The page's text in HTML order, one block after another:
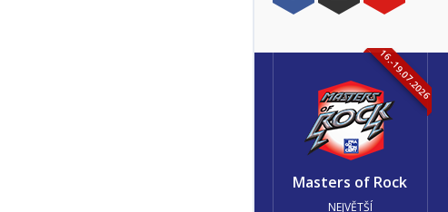
16.-19.07.2026
Masters of Rock
NEJVĚTŠÍ